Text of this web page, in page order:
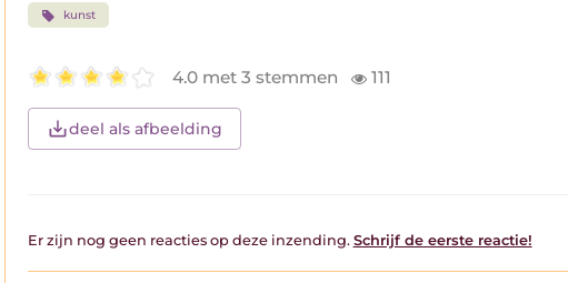
kunst
4.0 met 3 stemmen 111
deel als afbeelding
Er zijn nog geen reacties op deze inzending. Schrijf de eerste reactie!